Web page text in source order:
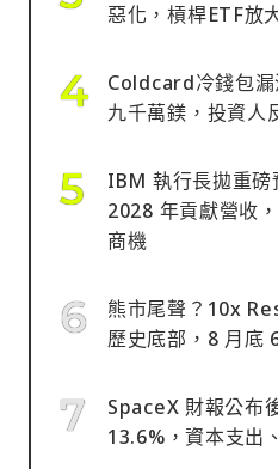
惡化，槓桿ETF放
Coldcard冷錢包
九千萬鎂，投資人
IBM 執行長拋重
2028 年貢獻營收
商機
熊市尾聲？10x
歷史底部，8 月底
SpaceX 財報公布
13.6%，資本支出